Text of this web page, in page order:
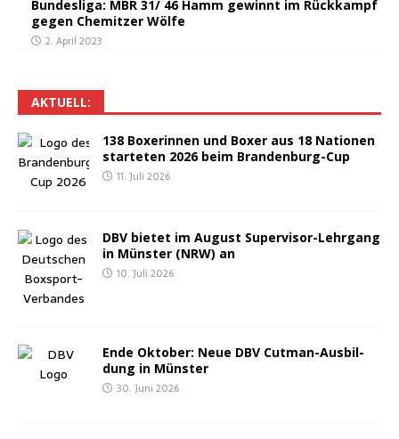
Bun­des­li­ga: MBR 31/ 46 Hamm gewinnt im Rück­kampf
gegen Chemit­zer Wölfe
2. April 2023
AKTU­ELL:
138 Boxe­rin­nen und Boxer aus 18 Natio­nen
star­te­ten 2026 beim Brandenburg-Cup
11. Juli 2026
DBV bie­tet im August Super­vi­sor-Lehr­gang
in Müns­ter (NRW) an
10. Juli 2026
Ende Okto­ber: Neue DBV Cut­man-Aus­bil­
dung in Münster
30. Juni 2026